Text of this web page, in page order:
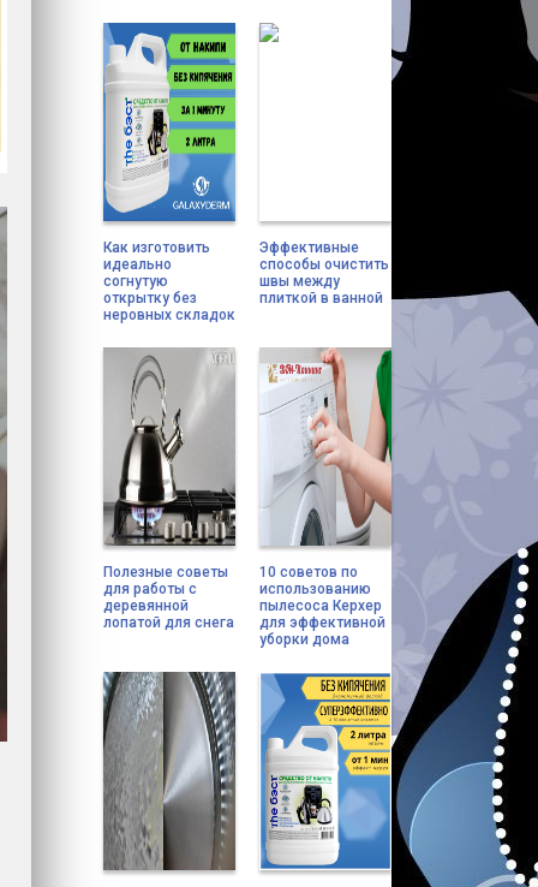
Как изготовить
идеально
согнутую
открытку без
неровных складок
Эффективные
способы очистить
швы между
плиткой в ванной
Полезные советы
для работы с
деревянной
лопатой для снега
10 советов по
использованию
пылесоса Керхер
для эффективной
уборки дома